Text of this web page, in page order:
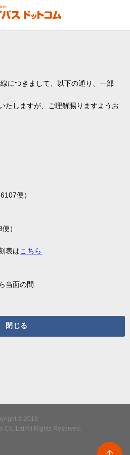
につきまして、以下の通り、一部
たしますが、ご理解賜りますようお
便）
）
表はこちら
当面の間
閉じる
© 2018
Co.,Ltd All Rights Reserved.